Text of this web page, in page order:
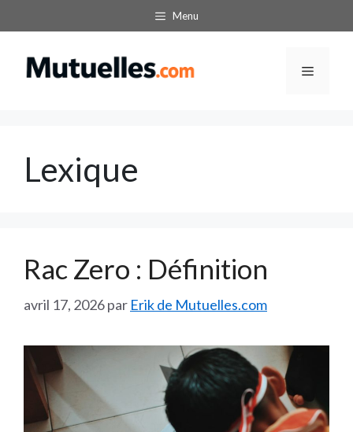
au
contenu
Menu
Menu
Lexique
Rac Zero : Définition
avril 17, 2026par Erik de Mutuelles.com